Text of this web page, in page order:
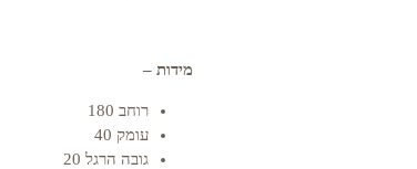
מידות –
רוחב 180
עומק 40
גובה הרגל 20